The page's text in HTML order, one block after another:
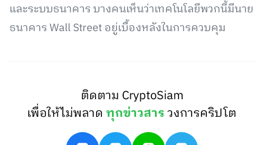
และระบบธนาคาร บางคนเห็นว่าเทคโนโลยีพวกนี้มีนาย
ธนาคาร Wall Street อยู่เบื้องหลังในการควบคุม
ติดตาม CryptoSiam
เพื่อให้ไม่พลาดทุกข่าวสารวงการคริปโต